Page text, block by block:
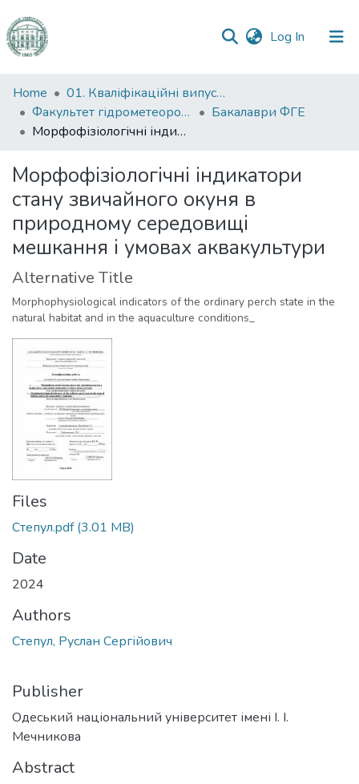
Log In (current)
Communities
&
Collections
Statistics
Home
01. Кваліфікаційні випускні роботи здобувачів вищої освіти
Факультет гідрометеорології і екології
Бакалаври ФГЕ
Морфофізіологічні індикатори стану звичайного окуня в природному середовищі мешкання і умовах аквакультури
Морфофізіологічні індикатори
стану звичайного окуня в
природному середовищі
мешкання і умовах аквакультури
Alternative Title
Morphophysiological indicators of the ordinary perch state in the
natural habitat and in the aquaculture conditions_
Files
Степул.pdf(3.01 MB)
Date
2024
Authors
Степул, Руслан Сергійович
Publisher
Одеський національний університет імені І. І.
Мечникова
Abstract